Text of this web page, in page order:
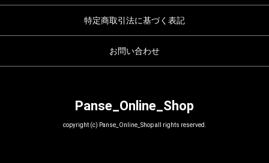
特定商取引法に基づく表記
お問い合わせ
Panse_Online_Shop
copyright (c) Panse_Online_Shop all rights reserved.